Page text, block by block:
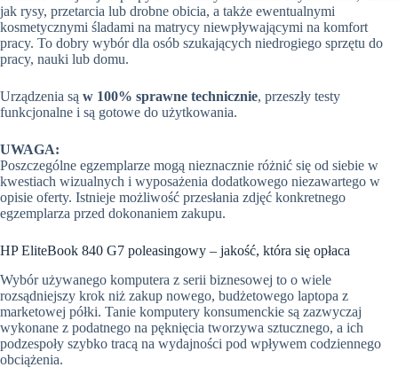
jak rysy, przetarcia lub drobne obicia, a także ewentualnymi
kosmetycznymi śladami na matrycy niewpływającymi na komfort
pracy. To dobry wybór dla osób szukających niedrogiego sprzętu do
pracy, nauki lub domu.
Urządzenia są w 100% sprawne technicznie, przeszły testy
funkcjonalne i są gotowe do użytkowania.
UWAGA:
Poszczególne egzemplarze mogą nieznacznie różnić się od siebie w
kwestiach wizualnych i wyposażenia dodatkowego niezawartego w
opisie oferty. Istnieje możliwość przesłania zdjęć konkretnego
egzemplarza przed dokonaniem zakupu.
HP EliteBook 840 G7 poleasingowy – jakość, która się opłaca
Wybór używanego komputera z serii biznesowej to o wiele
rozsądniejszy krok niż zakup nowego, budżetowego laptopa z
marketowej półki. Tanie komputery konsumenckie są zazwyczaj
wykonane z podatnego na pęknięcia tworzywa sztucznego, a ich
podzespoły szybko tracą na wydajności pod wpływem codziennego
obciążenia.